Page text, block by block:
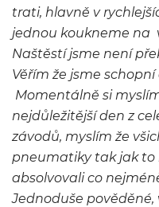
trati, hlavně v
jednou koukneme na
Naštěstí jsme není
Věřím že jsme schopní
Momentálně si
nejdůležitější den z
závodů, myslím že
pneumatiky tak jak to
absolvovali co
Jednoduše